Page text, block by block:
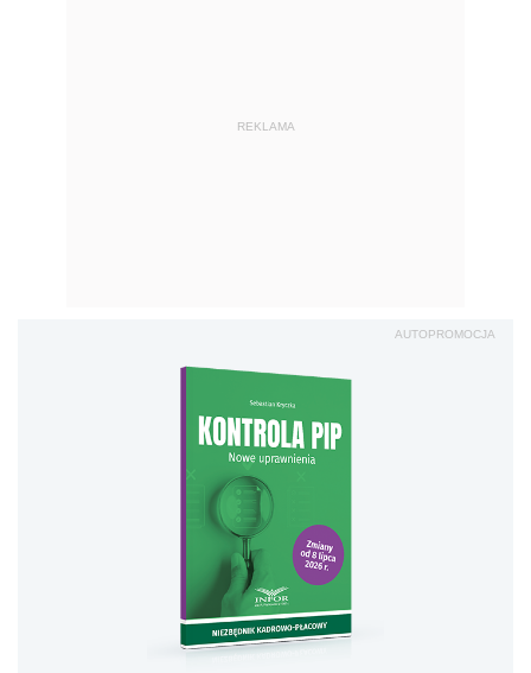
REKLAMA
AUTOPROMOCJA